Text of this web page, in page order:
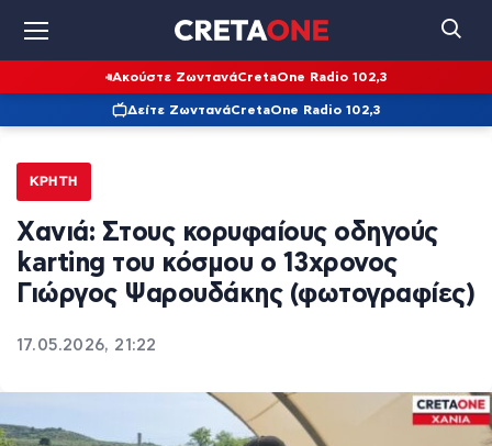
Ακούστε ΖωντανάCretaOne Radio 102,3
Δείτε ΖωντανάCretaOne Radio 102,3
ΚΡΉΤΗ
Xανιά: Στους κορυφαίους οδηγούς
karting του κόσμου ο 13χρονος
Γιώργος Ψαρουδάκης (φωτογραφίες)
17.05.2026, 21:22